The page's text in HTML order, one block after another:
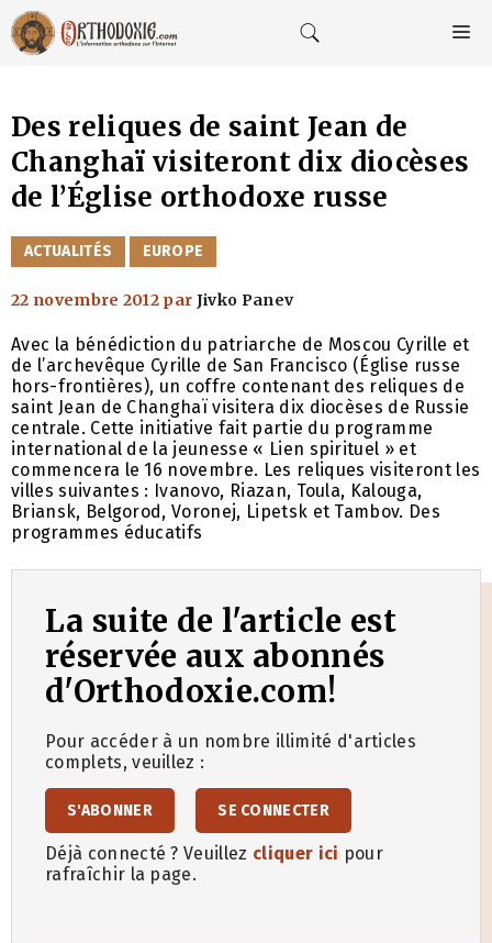
Aller
au
contenu
Des reliques de saint Jean de
Changhaï visiteront dix diocèses
de l’Église orthodoxe russe
CATÉGORIES
ACTUALITÉS EUROPE
22 novembre 2012 par Jivko Panev
Avec la bénédiction du patriarche de Moscou Cyrille et
de l’archevêque Cyrille de San Francisco (Église russe
hors-frontières), un coffre contenant des reliques de
saint Jean de Changhaï visitera dix diocèses de Russie
centrale. Cette initiative fait partie du programme
international de la jeunesse « Lien spirituel » et
commencera le 16 novembre. Les reliques visiteront les
villes suivantes : Ivanovo, Riazan, Toula, Kalouga,
Briansk, Belgorod, Voronej, Lipetsk et Tambov. Des
programmes éducatifs
La suite de l'article est
réservée aux abonnés
d'Orthodoxie.com!
Pour accéder à un nombre illimité d'articles
complets, veuillez :
S'ABONNER SE CONNECTER
Déjà connecté ? Veuillez cliquer ici pour
rafraîchir la page.